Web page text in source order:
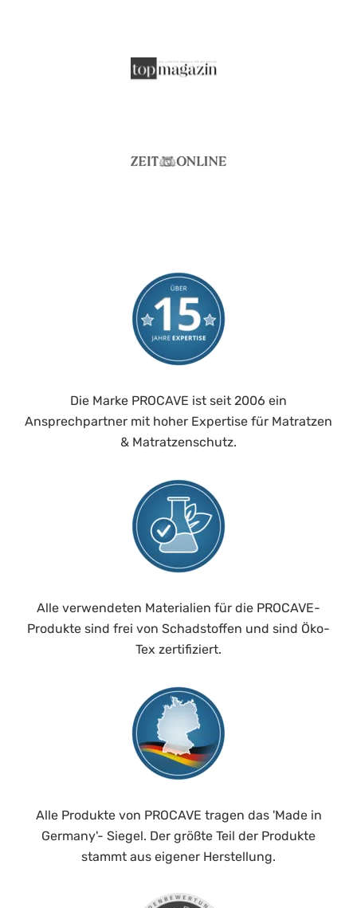
Die Marke PROCAVE ist seit 2006 ein
Ansprechpartner mit hoher Expertise für Matratzen
& Matratzenschutz.
Alle verwendeten Materialien für die PROCAVE-
Produkte sind frei von Schadstoffen und sind Öko-
Tex zertifiziert.
Alle Produkte von PROCAVE tragen das 'Made in
Germany'- Siegel. Der größte Teil der Produkte
stammt aus eigener Herstellung.